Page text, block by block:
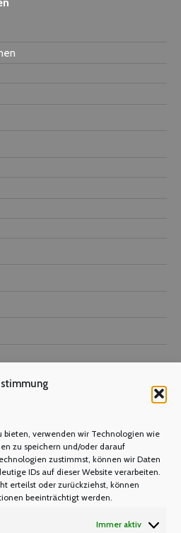
bieten, verwenden wir Technologien wie
zu speichern und/oder darauf
zustimmst, können wir Daten
IDs auf dieser Website verarbeiten.
erteilst oder zurückziehst, können
beeinträchtigt werden.
Immer aktiv